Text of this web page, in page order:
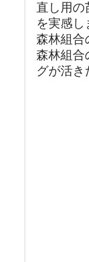
直し用の
を実感し
森林組合
森林組合
グが活き